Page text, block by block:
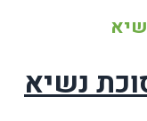
נשיא